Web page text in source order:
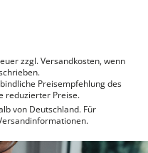
zzgl. Versandkosten, wenn
Preisempfehlung des
reduzierter Preise.
von Deutschland. Für